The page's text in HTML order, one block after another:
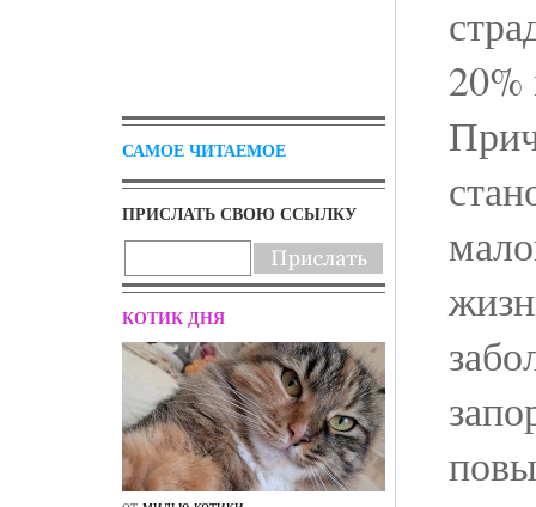
САМОЕ ЧИТАЕМОЕ
ПРИСЛАТЬ СВОЮ ССЫЛКУ
КОТИК ДНЯ